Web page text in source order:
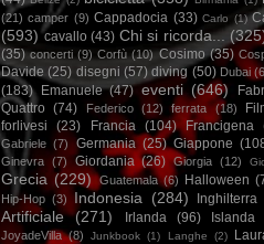
(21) camper (9) Cappadocia (33) Carlo (1)
(593) cavallo (43) Chi si ricorda...
(35) concerti (9) Corfù (10) Cosimo (35)
Davide (25) disegni (57) diving (50) Dubai
(183)
Emanuele (47) eventi (646)
Quattro (74) Federico (12) ferrata (18)
forlivesi (23) Francia (104) Francigena
Gabriele (7) Germania (25) Giappone
Ginevra (7) Giordania (26) Giorgia (12)
Grecia (229) Guatemala (6) Halloween
Hip-Hop (3) Indonesia (284) Inghilterra
Artificiale
(271) Irlanda (96) Islanda
JoyadeVilla (8) Junkbook (1) Langhe (2)